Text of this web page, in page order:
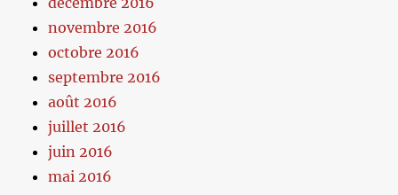
novembre 2016
octobre 2016
septembre 2016
août 2016
juillet 2016
juin 2016
mai 2016